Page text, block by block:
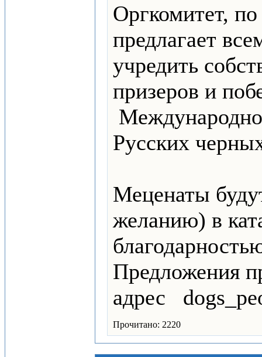
Оргкомитет,
предлагает
учредить
призеров и
Русских
Меценаты
желанию) в
Предложения
адрес
Прочитано: 2220